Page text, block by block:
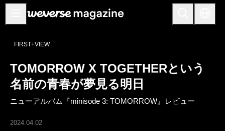
お知らせ
FEATURE
INTERVIEW
REVIEW
INTERACTIVE
FIRST+VIEW
TOMORROW X TOGETHERという
名前の青春が夢見る明日
ニューアルバム『minisode 3: TOMORROW』レビュー
2024.04.02